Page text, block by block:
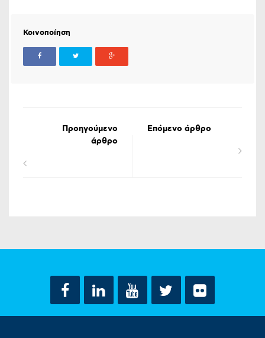
Κοινοποίηση
Προηγούμενο
άρθρο
Επόμενο άρθρο